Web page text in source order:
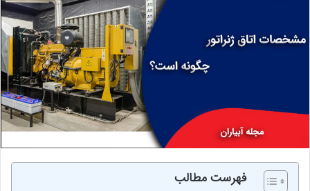
فهرست مطالب